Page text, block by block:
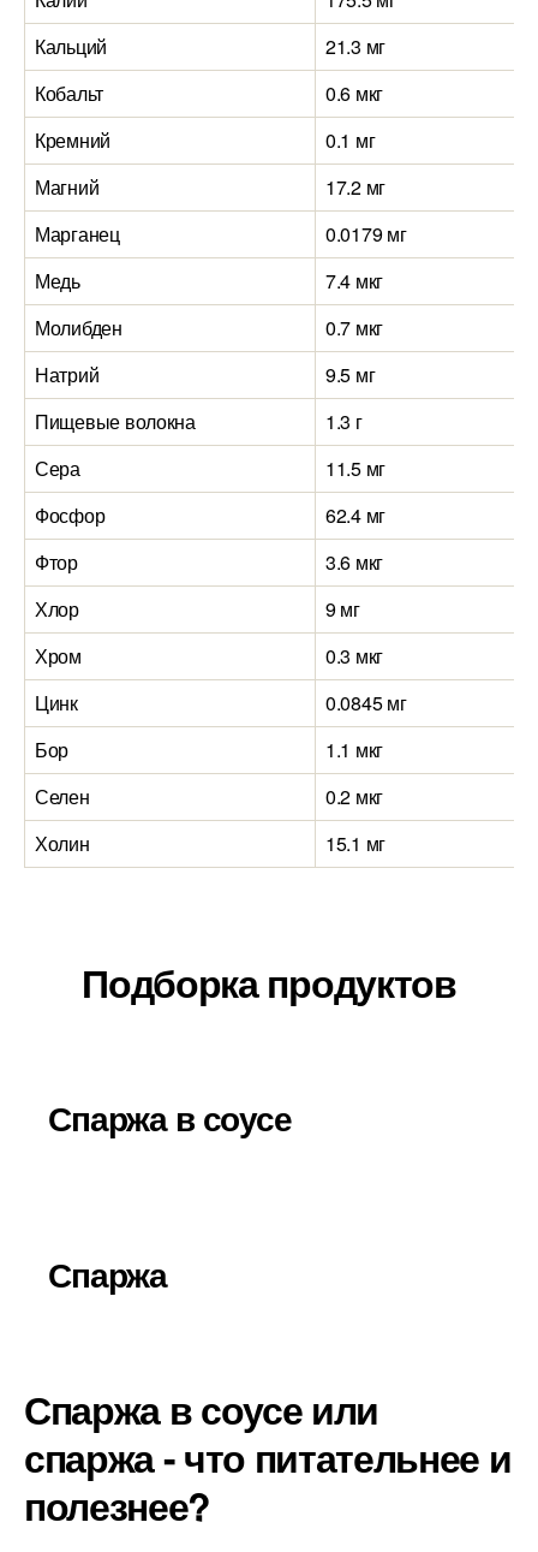
Кальций
21.3 мг
Кобальт
0.6 мкг
Кремний
0.1 мг
Магний
17.2 мг
Марганец
0.0179 мг
Медь
7.4 мкг
Молибден
0.7 мкг
Натрий
9.5 мг
Пищевые волокна
1.3 г
Сера
11.5 мг
Фосфор
62.4 мг
Фтор
3.6 мкг
Хлор
9 мг
Хром
0.3 мкг
Цинк
0.0845 мг
Бор
1.1 мкг
Селен
0.2 мкг
Холин
15.1 мг
Подборка продуктов
Спаржа в соусе
Спаржа
Спаржа в соусе или
спаржа - что питательнее и
полезнее?